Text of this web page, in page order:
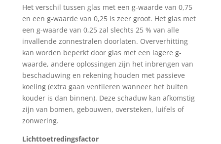
Het verschil tussen glas met een g-waarde van 0,75
en een g-waarde van 0,25 is zeer groot. Het glas met
een g-waarde van 0,25 zal slechts 25 % van alle
invallende zonnestralen doorlaten. Oververhitting
kan worden beperkt door glas met een lagere g-
waarde, andere oplossingen zijn het inbrengen van
beschaduwing en rekening houden met passieve
koeling (extra gaan ventileren wanneer het buiten
kouder is dan binnen). Deze schaduw kan afkomstig
zijn van bomen, gebouwen, oversteken, luifels of
zonwering.
Lichttoetredingsfactor